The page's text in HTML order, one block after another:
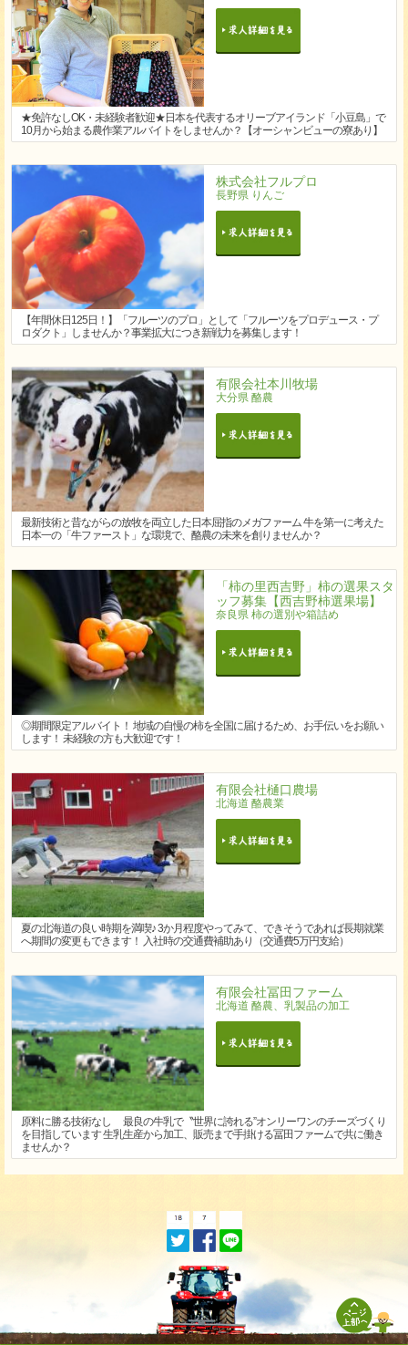
★免許なしOK・未経験者歓迎★日本を代表するオリーブアイランド「小豆島」で
10月から始まる農作業アルバイトをしませんか？【オーシャンビューの寮あり】
株式会社フルプロ
長野県 りんご
【年間休日125日！】「フルーツのプロ」として「フルーツをプロデュース・プ
ロダクト」しませんか？事業拡大につき新戦力を募集します！
有限会社本川牧場
大分県 酪農
最新技術と昔ながらの放牧を両立した日本屈指のメガファーム 牛を第一に考えた
日本一の「牛ファースト」な環境で、酪農の未来を創りませんか？
「柿の里西吉野」柿の選果スタ
ッフ募集【西吉野柿選果場】
奈良県 柿の選別や箱詰め
◎期間限定アルバイト！ 地域の自慢の柿を全国に届けるため、お手伝いをお願い
します！ 未経験の方も大歓迎です！
有限会社樋口農場
北海道 酪農業
夏の北海道の良い時期を満喫♪ 3か月程度やってみて、できそうであれば長期就業
へ期間の変更もできます！ 入社時の交通費補助あり（交通費5万円支給）
有限会社冨田ファーム
北海道 酪農、乳製品の加工
原料に勝る技術なし 最良の牛乳で〝世界に誇れる”オンリーワンのチーズづくり
を目指しています 生乳生産から加工、販売まで手掛ける冨田ファームで共に働き
ませんか？